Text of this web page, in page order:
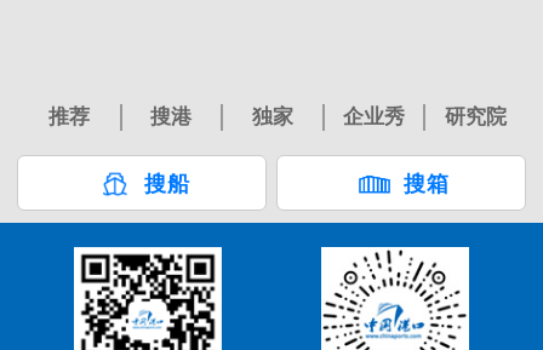
推荐 搜港 独家 企业秀 研究院
搜船 搜箱